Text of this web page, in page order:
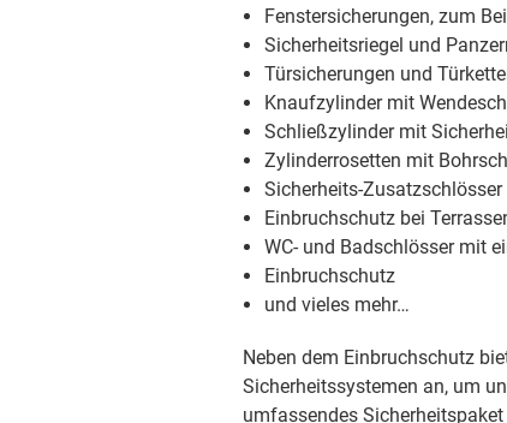
Fenstersicherungen, zum
Sicherheitsriegel und
Türsicherungen und
Knaufzylinder mit
Schließzylinder mit
Zylinderrosetten mit
Sicherheits-Zusatzschlösser
Einbruchschutz bei
WC- und Badschlösser mit
Einbruchschutz
und vieles mehr…
Neben dem Einbruchschutz
Sicherheitssystemen an, um
umfassendes